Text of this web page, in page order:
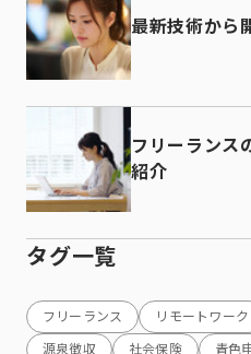
最新技術から
フリーランス
紹介
タグ一覧
フリーランス リモートワーク
源泉徴収 社会保険 青色